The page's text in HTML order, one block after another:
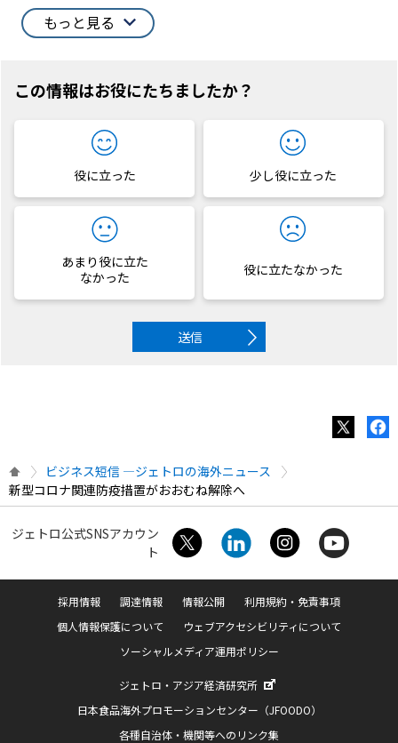
もっと見る
この情報はお役にたちましたか？
役に立った 少し役に立った
あまり役に立た
なかった
役に立たなかった
送信
ビジネス短信 ―ジェトロの海外ニュース
新型コロナ関連防疫措置がおおむね解除へ
ジェトロ公式SNSアカウン
ト
採用情報 調達情報 情報公開
利用規約・免責事項
個人情報保護について
ウェブアクセシビリティについて
ソーシャルメディア運用ポリシー
ジェトロ・アジア経済研究所
日本食品海外プロモーションセンター（JFOODO）
各種自治体・機関等へのリンク集